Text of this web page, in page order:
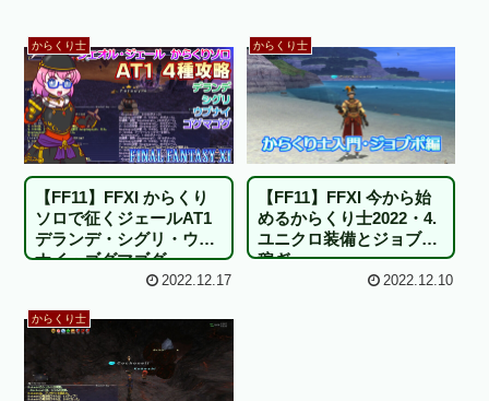
からくり士
【FF11】FFXI からくり
ソロで征くジェールAT1
デランデ・シグリ・ウブ
ナイ・ゴグマゴグ
2022.12.17
からくり士
【FF11】FFXI 今から始
めるからくり士2022・4.
ユニクロ装備とジョブポ
稼ぎ
2022.12.10
からくり士